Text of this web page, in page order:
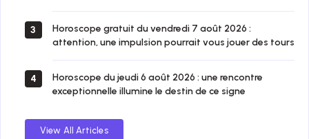
3
Horoscope gratuit du vendredi 7 août 2026 :
attention, une impulsion pourrait vous jouer des tours
4
Horoscope du jeudi 6 août 2026 : une rencontre
exceptionnelle illumine le destin de ce signe
View All Articles